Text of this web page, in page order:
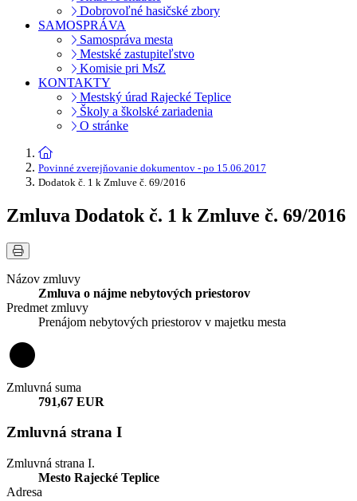
Dobrovoľné hasičské zbory
SAMOSPRÁVA
Samospráva mesta
Mestské zastupiteľstvo
Komisie pri MsZ
KONTAKTY
Mestský úrad Rajecké Teplice
Školy a školské zariadenia
O stránke
Povinné zverejňovanie dokumentov - po 15.06.2017
Dodatok č. 1 k Zmluve č. 69/2016
Zmluva Dodatok č. 1 k Zmluve č. 69/2016
Názov zmluvy
Zmluva o nájme nebytových priestorov
Predmet zmluvy
Prenájom nebytových priestorov v majetku mesta
Zmluvná suma
791,67 EUR
Zmluvná strana I
Zmluvná strana I.
Mesto Rajecké Teplice
Adresa